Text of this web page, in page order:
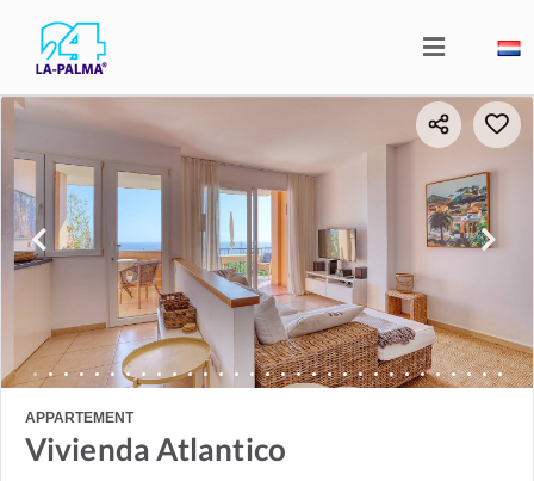
APPARTEMENT
Vivienda Atlantico